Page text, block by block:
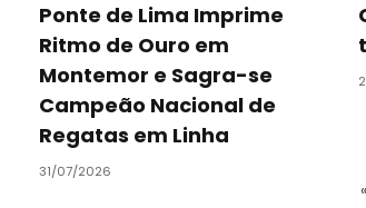
Ponte de Lima Imprime
Ritmo de Ouro em
Montemor e Sagra-se
Campeão Nacional de
Regatas em Linha
31/07/2026